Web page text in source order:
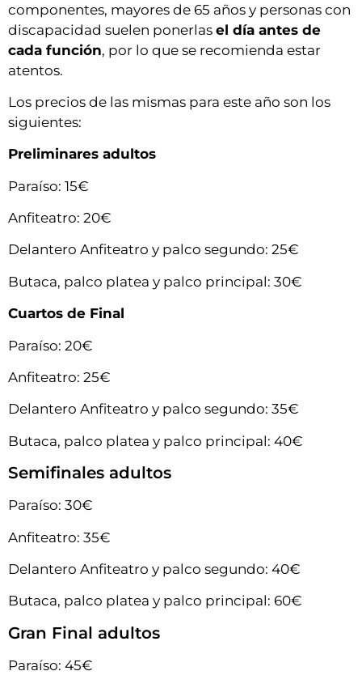
componentes, mayores de 65 años y personas con
discapacidad suelen ponerlas el día antes de
cada función, por lo que se recomienda estar
atentos.
Los precios de las mismas para este año son los
siguientes:
Preliminares adultos
Paraíso: 15€
Anfiteatro: 20€
Delantero Anfiteatro y palco segundo: 25€
Butaca, palco platea y palco principal: 30€
Cuartos de Final
Paraíso: 20€
Anfiteatro: 25€
Delantero Anfiteatro y palco segundo: 35€
Butaca, palco platea y palco principal: 40€
Semifinales adultos
Paraíso: 30€
Anfiteatro: 35€
Delantero Anfiteatro y palco segundo: 40€
Butaca, palco platea y palco principal: 60€
Gran Final adultos
Paraíso: 45€